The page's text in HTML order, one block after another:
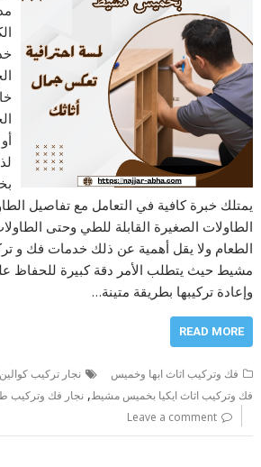
يمتلك خبرة كافية في التعامل مع تفاصيل
الطاولات الصغيرة القابلة للطي وحتى
الطعام ولا يقل أهمية عن ذلك خدمات فك و
مشيط حيث يتطلب الأمر دقة كبيرة للحفاظ
وإعادة تركيبها بطريقة متينة…
READ MORE
فك وتركيب اثاث ابها وخميس نجار تركيب
فك وتركيب اثاث ايكيا بخميس مشيط,نجار فك وتركيب
Leave a comment